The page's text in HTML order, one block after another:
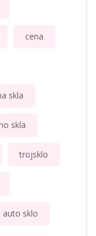
cena
skla
skla
trojsklo
auto sklo